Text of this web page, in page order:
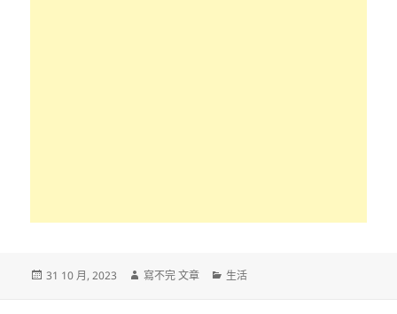
發
31 10 月, 2023
作
寫不完 文章
分
生活